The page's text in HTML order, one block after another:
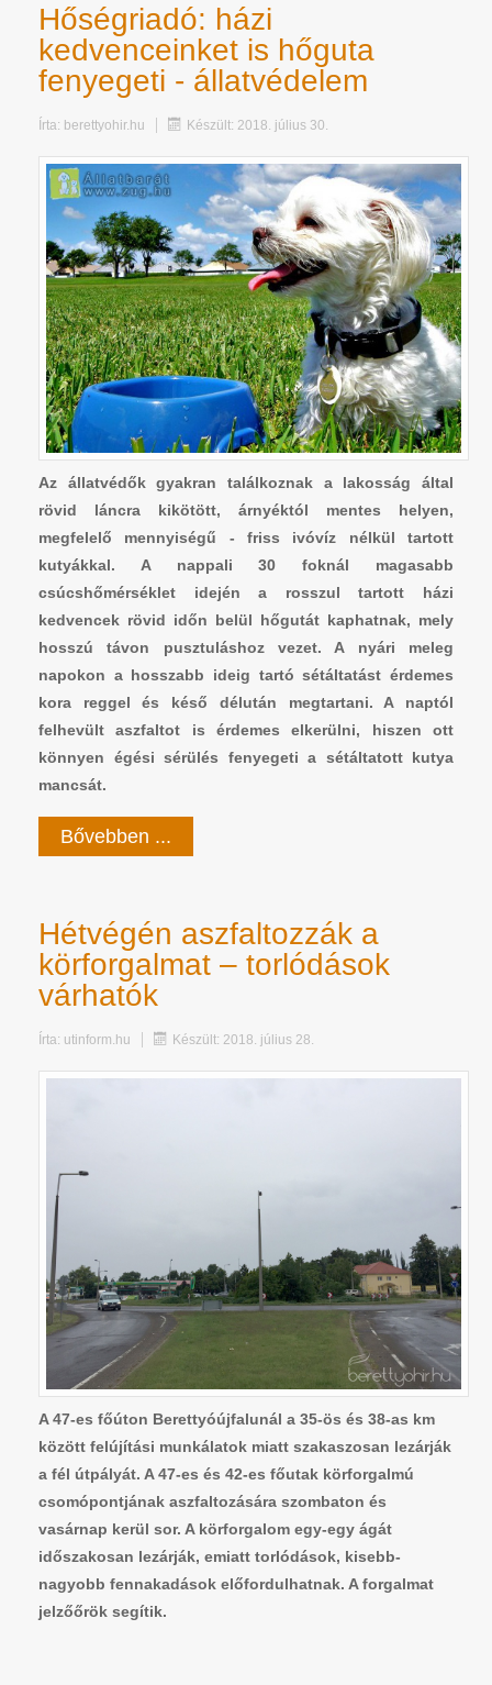
Hőségriadó: házi
kedvenceinket is hőguta
fenyegeti - állatvédelem
Írta: berettyohir.hu Készült: 2018. július 30.
Az állatvédők gyakran találkoznak a lakosság által
rövid láncra kikötött, árnyéktól mentes helyen,
megfelelő mennyiségű - friss ivóvíz nélkül tartott
kutyákkal. A nappali 30 foknál magasabb
csúcshőmérséklet idején a rosszul tartott házi
kedvencek rövid időn belül hőgutát kaphatnak, mely
hosszú távon pusztuláshoz vezet. A nyári meleg
napokon a hosszabb ideig tartó sétáltatást érdemes
kora reggel és késő délután megtartani. A naptól
felhevült aszfaltot is érdemes elkerülni, hiszen ott
könnyen égési sérülés fenyegeti a sétáltatott kutya
mancsát.
Bővebben ...
Hétvégén aszfaltozzák a
körforgalmat – torlódások
várhatók
Írta: utinform.hu Készült: 2018. július 28.
A 47-es főúton Berettyóújfalunál a 35-ös és 38-as km
között felújítási munkálatok miatt szakaszosan lezárják
a fél útpályát. A 47-es és 42-es főutak körforgalmú
csomópontjának aszfaltozására szombaton és
vasárnap kerül sor. A körforgalom egy-egy ágát
időszakosan lezárják, emiatt torlódások, kisebb-
nagyobb fennakadások előfordulhatnak. A forgalmat
jelzőőrök segítik.